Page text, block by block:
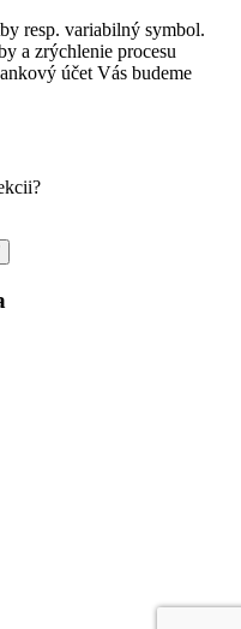
resp. variabilný symbol.
a zrýchlenie procesu
účet Vás budeme